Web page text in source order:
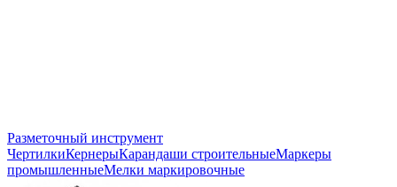
Разметочный инструмент
ЧертилкиКернерыКарандаши строительныеМаркеры
промышленныеМелки маркировочные